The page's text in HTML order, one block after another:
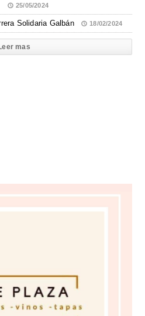
25/05/2024
Solidaria Galbán 18/02/2024
mas